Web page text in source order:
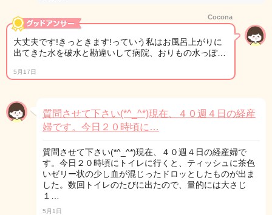
Cocona
大丈夫です!きっときます!っていう私はお風呂上がりに
出てきた水を破水と勘違いして病院、おりもの水っぽ…
5月17日
質問させて下さい(*^_^*)現在、４０週４日の経産
婦です。今日２０時頃に…
質問させて下さい(*^_^*)現在、４０週４日の経産婦で
す。今日２０時頃にトイレに行くと、ティッシュに茶色
いゼリー状の少し血が混じったドロッとしたものが出ま
した。数回トイレのたびに出たので、量的には大さじ
１…
5月1日